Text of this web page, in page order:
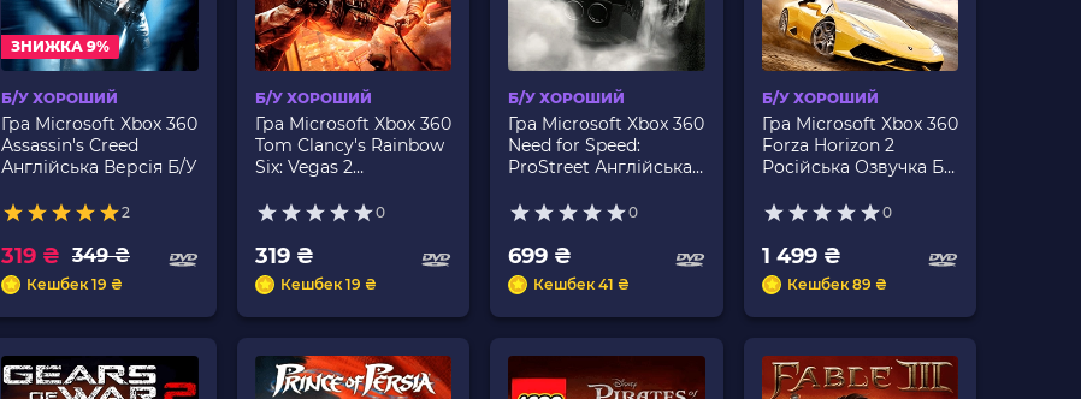
ЗНИЖКА 9%
Б/У ХОРОШИЙ
Гра Microsoft Xbox 360
Assassin's Creed
Англійська Версія Б/У
2
349 ₴
319 ₴
Кешбек 19 ₴
Б/У ХОРОШИЙ
Гра Microsoft Xbox 360
Tom Clancy's Rainbow
Six: Vegas 2
0
319 ₴
Кешбек 19 ₴
Б/У ХОРОШИЙ
Гра Microsoft Xbox 360
Need for Speed:
ProStreet Англійська
0
699 ₴
Кешбек 41 ₴
Б/У ХОРОШИЙ
Гра Microsoft Xbox 360
Forza Horizon 2
Російська Озвучка Б/
0
1 499 ₴
Кешбек 89 ₴